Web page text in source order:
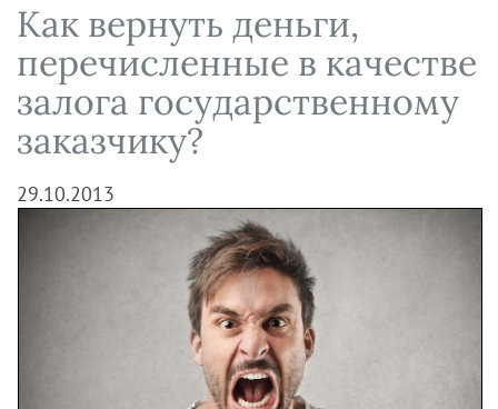
фирмы
Вакансии
Сопровождение бизнеса
Ведение уголовных дел
Защита активов
Ведение дел о банкротстве
Аудиоподкасты
Видеоподкасты
Справочная
Вопросы-ответы
Вебинары и семинары
Прямые эфиры
Как вернуть деньги,
перечисленные в качестве
залога государственному
заказчику?
29.10.2013